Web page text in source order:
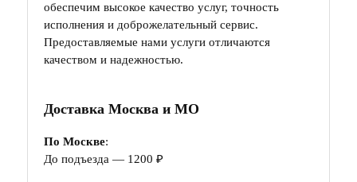
обеспечим высокое качество услуг, точность
исполнения и доброжелательный сервис.
Предоставляемые нами услуги отличаются
качеством и надежностью.
Доставка Москва и МО
По Москве:
До подъезда — 1200 ₽